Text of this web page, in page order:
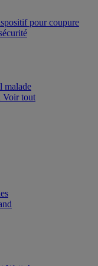
pour coupure
malade
Voir tout